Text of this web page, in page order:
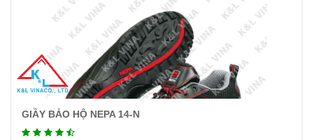
GIẦY BẢO HỘ NEPA 14-N